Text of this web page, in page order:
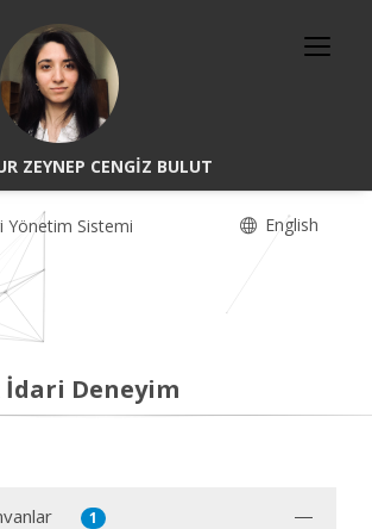
ZEYNEP CENGİZ BULUT
Yönetim Sistemi English
Deneyim
1